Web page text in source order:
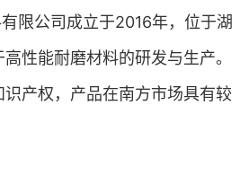
限公司成立于2016年，位于湖
性能耐磨材料的研发与生产。
产权，产品在南方市场具有较